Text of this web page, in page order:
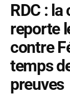
RDC :
reporte
contre
temps
preuves